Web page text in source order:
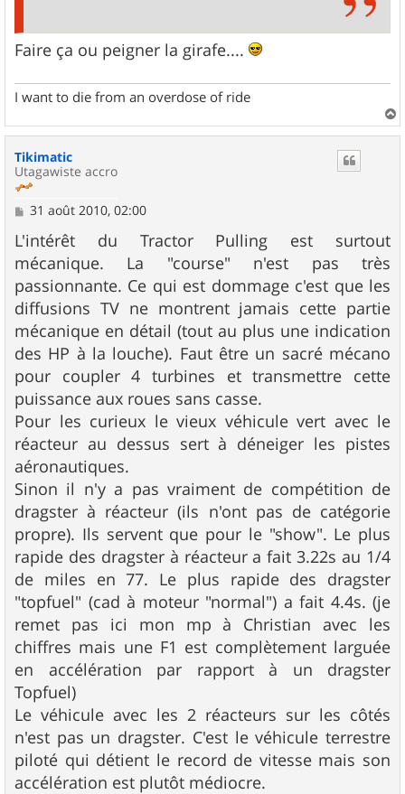
Faire ça ou peigner la girafe....
I want to die from an overdose of ride
a
Tikimatic
Utagawiste accro
M
s
s
a
g
e
31 août 2010, 02:00
L'intérêt du Tractor Pulling est surtout
mécanique. La "course" n'est pas très
passionnante. Ce qui est dommage c'est que les
diffusions TV ne montrent jamais cette partie
mécanique en détail (tout au plus une indication
des HP à la louche). Faut être un sacré mécano
pour coupler 4 turbines et transmettre cette
puissance aux roues sans casse.
Pour les curieux le vieux véhicule vert avec le
réacteur au dessus sert à déneiger les pistes
aéronautiques.
Sinon il n'y a pas vraiment de compétition de
dragster à réacteur (ils n'ont pas de catégorie
propre). Ils servent que pour le "show". Le plus
rapide des dragster à réacteur a fait 3.22s au 1/4
de miles en 77. Le plus rapide des dragster
"topfuel" (cad à moteur "normal") a fait 4.4s. (je
remet pas ici mon mp à Christian avec les
chiffres mais une F1 est complètement larguée
en accélération par rapport à un dragster
Topfuel)
Le véhicule avec les 2 réacteurs sur les côtés
n'est pas un dragster. C'est le véhicule terrestre
piloté qui détient le record de vitesse mais son
accélération est plutôt médiocre.